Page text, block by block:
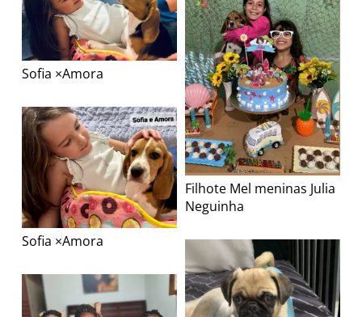
Sofia ×Amora
Sofia ×Amora
Filhote Mel meninas Julia
Neguinha